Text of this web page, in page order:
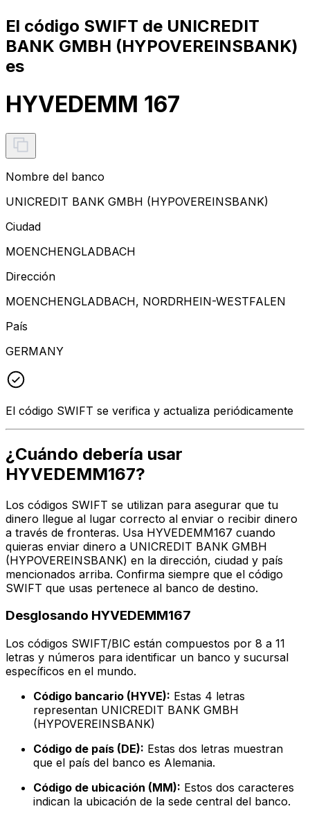
El código SWIFT de UNICREDIT
BANK GMBH (HYPOVEREINSBANK)
es
HYVEDEMM 167
Nombre del banco
UNICREDIT BANK GMBH (HYPOVEREINSBANK)
Ciudad
MOENCHENGLADBACH
Dirección
MOENCHENGLADBACH, NORDRHEIN-WESTFALEN
País
GERMANY
El código SWIFT se verifica y actualiza periódicamente
¿Cuándo debería usar
HYVEDEMM167?
Los códigos SWIFT se utilizan para asegurar que tu
dinero llegue al lugar correcto al enviar o recibir dinero
a través de fronteras. Usa HYVEDEMM167 cuando
quieras enviar dinero a UNICREDIT BANK GMBH
(HYPOVEREINSBANK) en la dirección, ciudad y país
mencionados arriba. Confirma siempre que el código
SWIFT que usas pertenece al banco de destino.
Desglosando HYVEDEMM167
Los códigos SWIFT/BIC están compuestos por 8 a 11
letras y números para identificar un banco y sucursal
específicos en el mundo.
Código bancario (HYVE): Estas 4 letras
representan UNICREDIT BANK GMBH
(HYPOVEREINSBANK)
Código de país (DE): Estas dos letras muestran
que el país del banco es Alemania.
Código de ubicación (MM): Estos dos caracteres
indican la ubicación de la sede central del banco.